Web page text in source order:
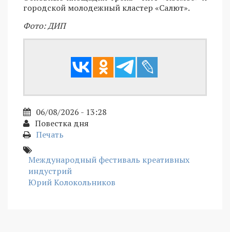
городской молодежный кластер «Салют».
Фото: ДИП
06/08/2026 - 13:28
Повестка дня
Печать
Международный фестиваль креативных
индустрий
Юрий Колокольников